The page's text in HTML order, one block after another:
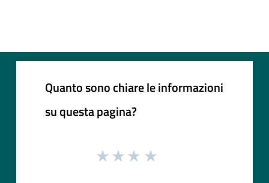
Quanto sono chiare le informazioni
su questa pagina?